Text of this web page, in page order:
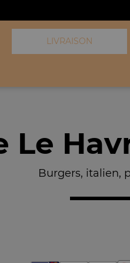
LIVRAISON
Burgers, italien,